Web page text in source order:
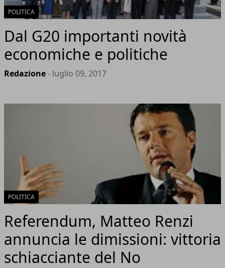
POLITICA
Dal G20 importanti novità
economiche e politiche
Redazione- luglio 09, 2017
POLITICA
Referendum, Matteo Renzi
annuncia le dimissioni: vittoria
schiacciante del No